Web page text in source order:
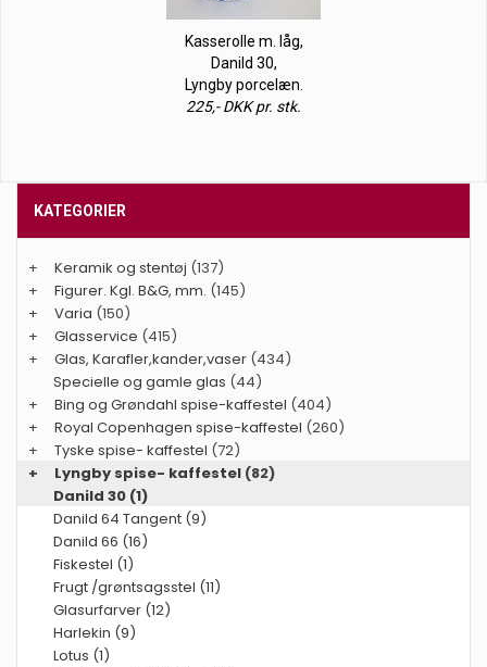
Kasserolle m. låg,
Danild 30,
Lyngby porcelæn.
225,- DKK pr. stk.
KATEGORIER
+ Keramik og stentøj (137)
+
Figurer. Kgl. B&G, mm. (145)
+
Varia (150)
+
Glasservice (415)
+
Glas, Karafler,kander,vaser (434)
Specielle og gamle glas (44)
+
Bing og Grøndahl spise-kaffestel (404)
+
Royal Copenhagen spise-kaffestel (260)
+
Tyske spise- kaffestel (72)
+
Lyngby spise- kaffestel (82)
Danild 30 (1)
Danild 64 Tangent (9)
Danild 66 (16)
Fiskestel (1)
Frugt /grøntsagsstel (11)
Glasurfarver (12)
Harlekin (9)
Lotus (1)